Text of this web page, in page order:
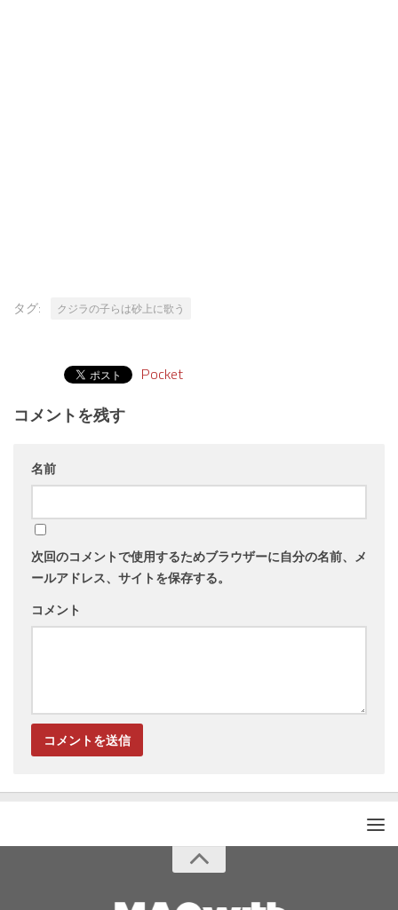
タグ: クジラの子らは砂上に歌う
Pocket
コメントを残す
名前
次回のコメントで使用するためブラウザーに自分の名前、メ
ールアドレス、サイトを保存する。
コメント